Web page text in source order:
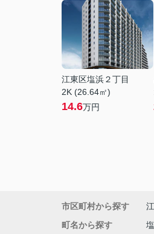
江東区塩浜２丁目
2K (26.64㎡)
14.6万円
市区町村から探す
町名から探す